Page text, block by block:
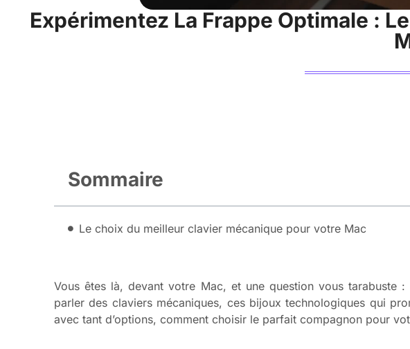
Expérimentez La Frappe Optimale :
Sommaire
Le choix du meilleur clavier mécanique pour votre Mac
Vous êtes là, devant votre Mac, et une question vous tarabuste
parler des claviers mécaniques, ces bijoux technologiques qui
avec tant d’options, comment choisir le parfait compagnon pour